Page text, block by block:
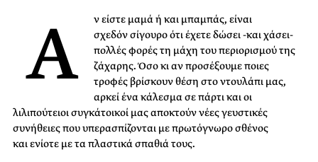
Α
ν είστε μαμά ή και μπαμπάς, είναι
σχεδόν σίγουρο ότι έχετε δώσει -και χάσει-
πολλές φορές τη μάχη του περιορισμού της
ζάχαρης. Όσο κι αν προσέξουμε ποιες
τροφές βρίσκουν θέση στο ντουλάπι μας,
αρκεί ένα κάλεσμα σε πάρτι και οι
λιλιπούτειοι συγκάτοικοί μας αποκτούν νέες γευστικές
συνήθειες που υπερασπίζονται με πρωτόγνωρο σθένος
και ενίοτε με τα πλαστικά σπαθιά τους.